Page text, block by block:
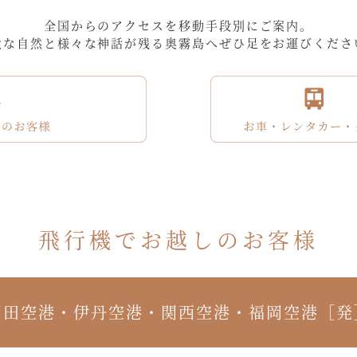
全国からのアクセスを移動手段別にご案内。
自然と様々な神話が残る奥霧島へぜひ足をお運びくだ
飛行機でお越しのお客様
空港・伊丹空港・関西空港・福岡空港［